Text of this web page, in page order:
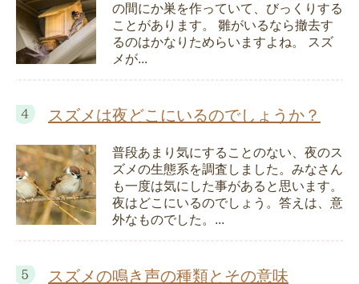
の間にか巣を作っていて、びっくりする
ことがあります。 雛がいるなら撤去す
るのはかなりためらいますよね。 スズ
メが...
スズメは夜どこにいるのでしょうか？
普段あまり気にすることのない、夜のス
ズメの生態系を調査しました。みなさん
も一度は気にした事があると思います。
夜はどこにいるのでしょう。答えは、意
外なものでした。...
スズメの鳴き声の種類とその意味